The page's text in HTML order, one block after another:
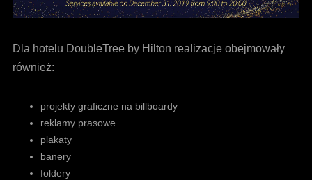
Dla hotelu DoubleTree by Hilton realizacje obejmowały
również:
projekty graficzne na billboardy
reklamy prasowe
plakaty
banery
foldery